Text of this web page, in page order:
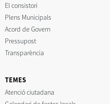
El consistori
Plens Municipals
Acord de Govern
Pressupost
Transparència
TEMES
Atenció ciutadana